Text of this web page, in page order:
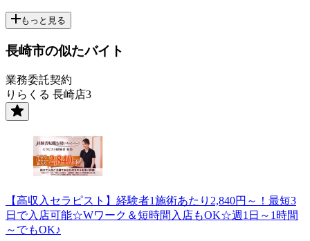
もっと見る
長崎市の似たバイト
業務委託契約
りらくる 長崎店3
【高収入セラピスト】経験者1施術あたり2,840円～！最短3
日で入店可能☆Wワーク＆短時間入店もOK☆週1日～1時間
～でもOK♪